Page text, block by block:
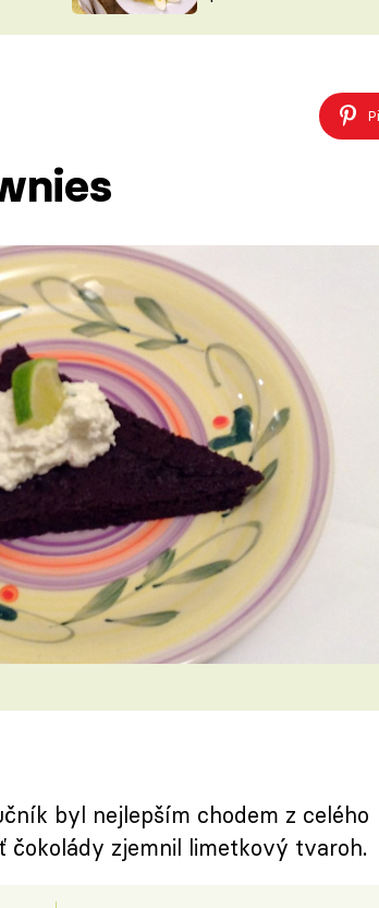
VYCHYTÁVKY
byl nejlepším chodem z celého
čokolády zjemnil limetkový tvaroh.